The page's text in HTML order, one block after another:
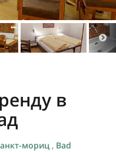
в
мориц , Bad